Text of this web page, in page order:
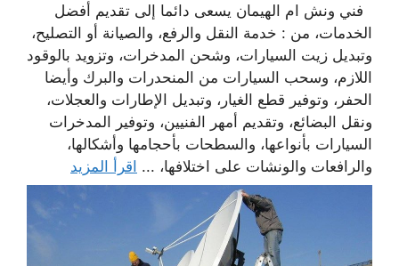
فني ونش ام الهيمان يسعى دائما إلى تقديم أفضل
الخدمات، من : خدمة النقل والرفع، والصيانة أو التصليح،
وتبديل زيت السيارات، وشحن المدخرات، وتزويد بالوقود
اللازم، وسحب السيارات من المنحدرات والبرك وأيضا
الحفر، وتوفير قطع الغيار، وتبديل الإطارات والعجلات،
ونقل البضائع، وتقديم أمهر الفنيين، وتوفير المدخرات
السيارات بأنواعها، والسطحات بأحجامها وأشكالها،
والرافعات والونشات على اختلافها، ... اقرأ المزيد